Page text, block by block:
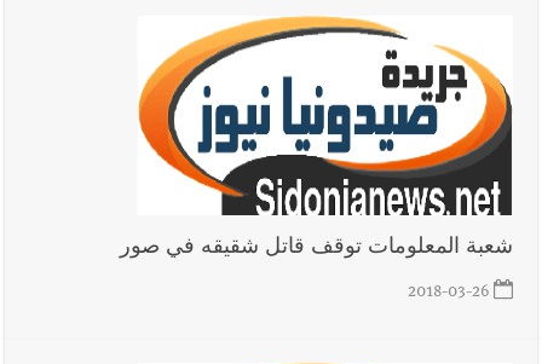
شعبة المعلومات توقف قاتل شقيقه في صور
2018-03-26